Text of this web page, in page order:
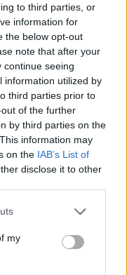
to third parties, or
information for
the below opt-out
note that after your
continue seeing
information utilized by
third parties prior to
of the further
by third parties on the
information may
on the IAB’s List of
disclose it to other
my
2026-08-04 KL. 16:53
brott: • Verktygsstöld
• Fick bilen
i målarfärg